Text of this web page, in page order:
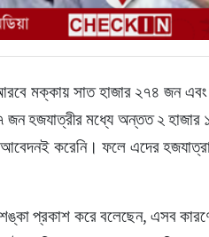
মক্কায় সাত হাজার ২৭৪ জন এবং
জন হজযাত্রীর মধ্যে অন্তত ২
আবেদনই করেনি। ফলে এদের
প্রকাশ করে বলেছেন, এসব